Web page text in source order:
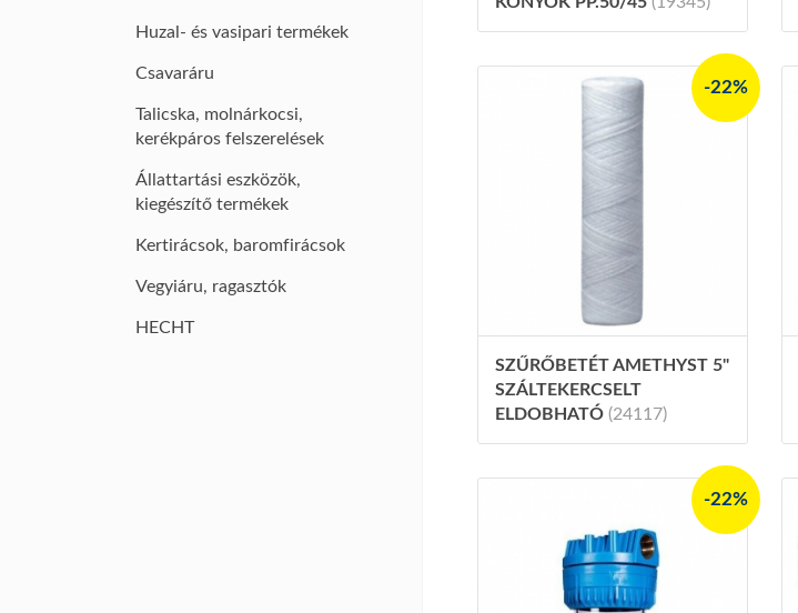
Huzal- és vasipari termékek
Csavaráru
Talicska, molnárkocsi,
kerékpáros felszerelések
Állattartási eszközök,
kiegészítő termékek
Kertirácsok, baromfirácsok
Vegyiáru, ragasztók
HECHT
-22%
SZŰRŐBETÉT AMETHYST 5"
SZÁLTEKERCSELT
ELDOBHATÓ (24117)
-22%